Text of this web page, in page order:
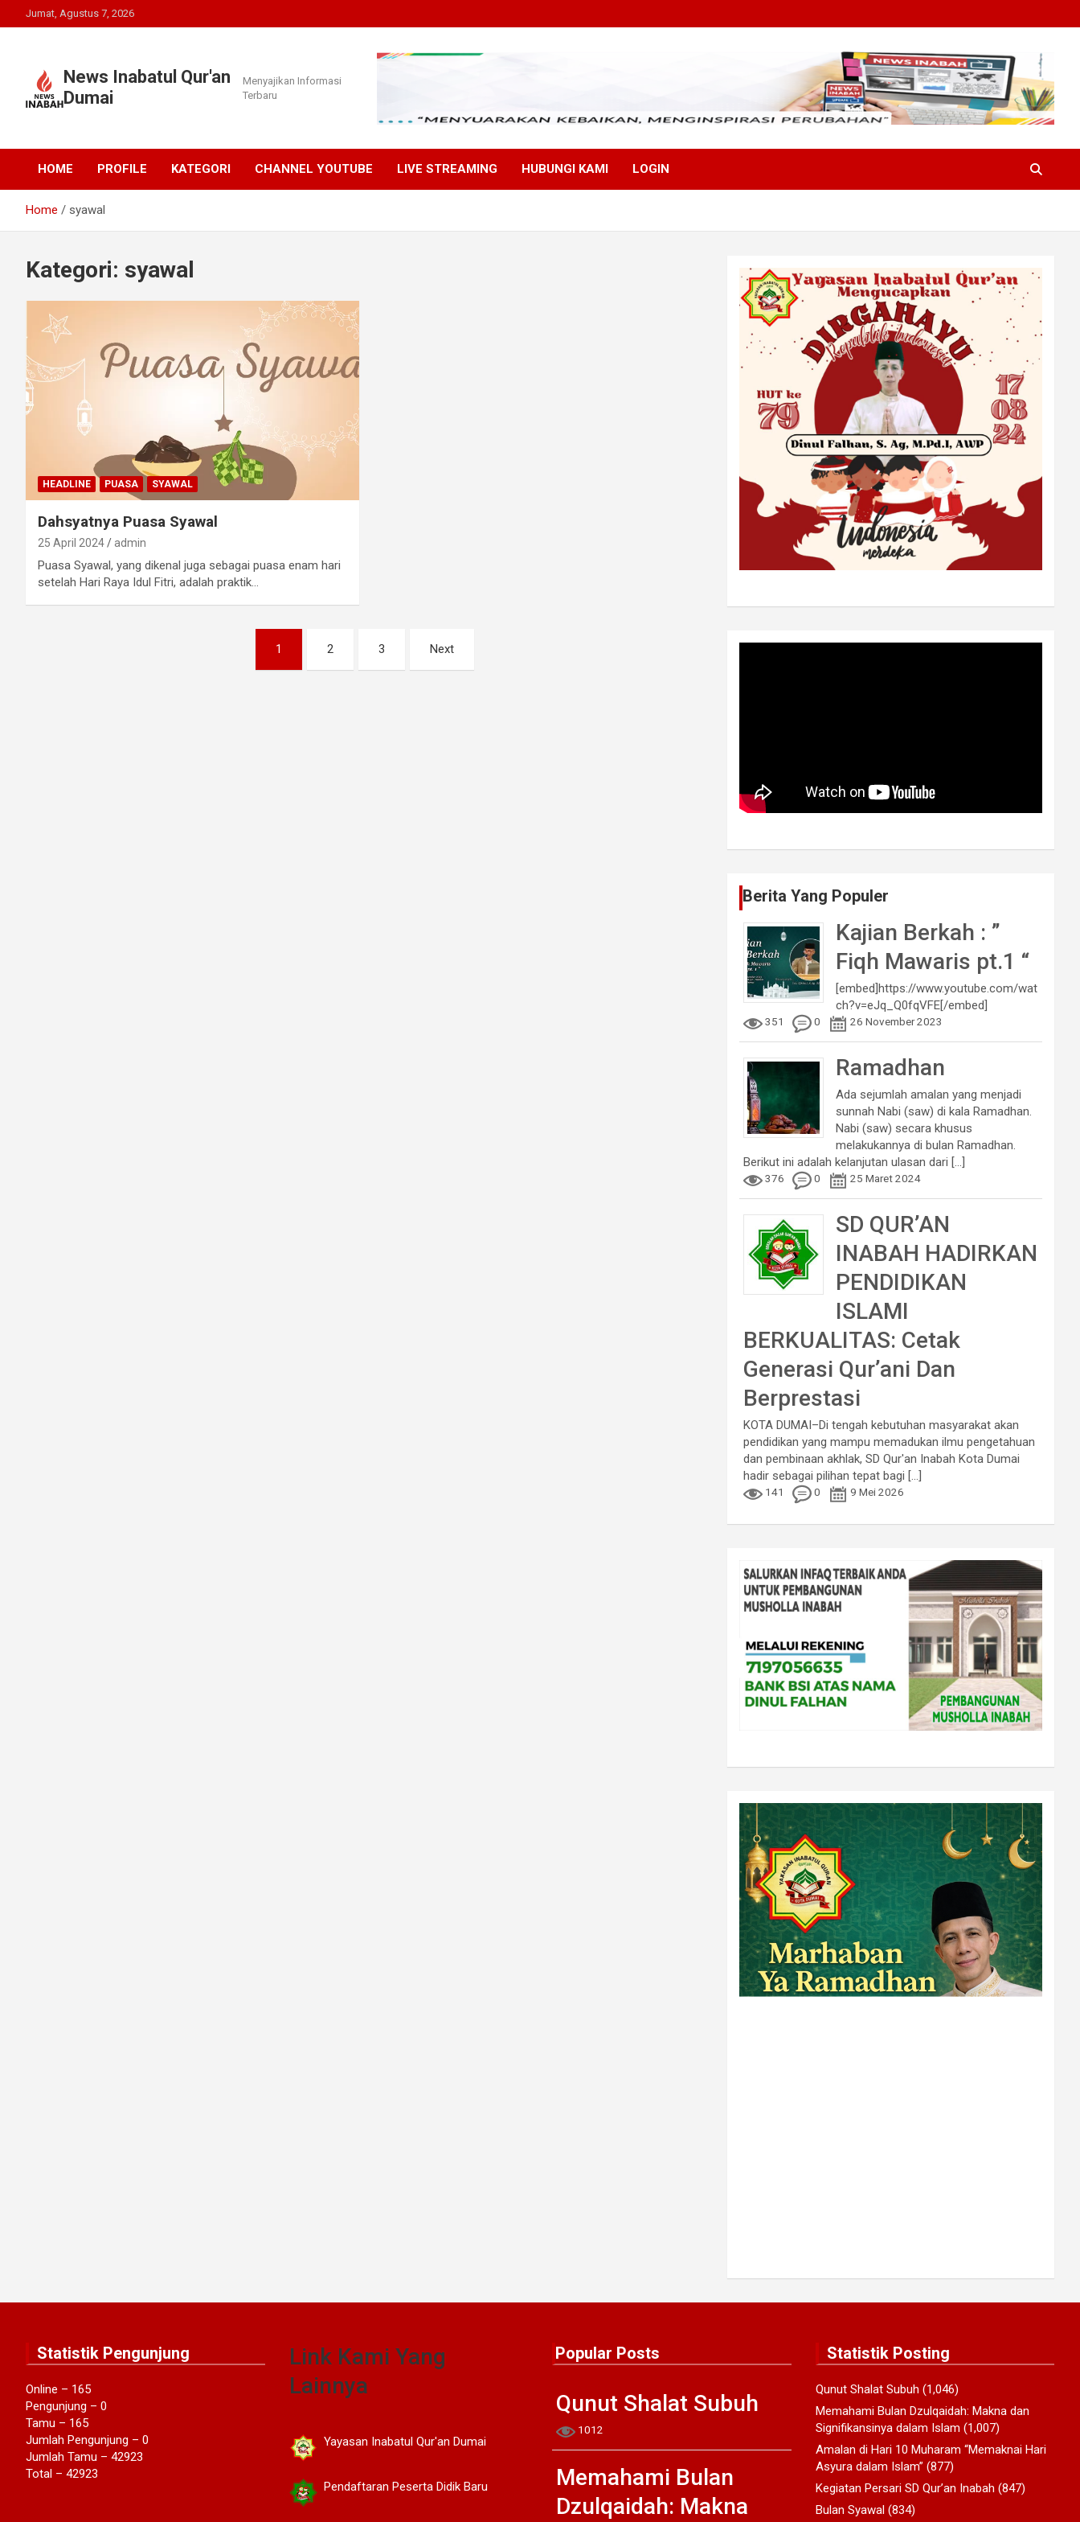
to
Jumat, Agustus 7, 2026
News Inabatul Qur'an
Dumai
Menyajikan Informasi
Terbaru
HOME PROFILE KATEGORI CHANNEL YOUTUBE LIVE STREAMING HUBUNGI KAMI LOGIN
Home syawal
Kategori: syawal
HEADLINE PUASA SYAWAL
Dahsyatnya Puasa Syawal
25 April 2024 admin
Puasa Syawal, yang dikenal juga sebagai puasa enam hari
setelah Hari Raya Idul Fitri, adalah praktik…
1 2 3 Next
Berita Yang Populer
Kajian Berkah : ”
Fiqh Mawaris pt.1 “
[embed]https://www.youtube.com/wat
ch?v=eJq_Q0fqVFE[/embed]
351 0 26 November 2023
Ramadhan
Ada sejumlah amalan yang menjadi
sunnah Nabi (saw) di kala Ramadhan.
Nabi (saw) secara khusus
melakukannya di bulan Ramadhan.
Berikut ini adalah kelanjutan ulasan dari [...]
376 0 25 Maret 2024
SD QUR’AN
INABAH HADIRKAN
PENDIDIKAN
ISLAMI
BERKUALITAS: Cetak
Generasi Qur’ani Dan
Berprestasi
KOTA DUMAI–Di tengah kebutuhan masyarakat akan
pendidikan yang mampu memadukan ilmu pengetahuan
dan pembinaan akhlak, SD Qur'an Inabah Kota Dumai
hadir sebagai pilihan tepat bagi [...]
141 0 9 Mei 2026
Statistik Pengunjung
Online – 165
Pengunjung – 0
Tamu – 165
Jumlah Pengunjung – 0
Jumlah Tamu – 42923
Total – 42923
Link Kami Yang
Lainnya
Yayasan Inabatul Qur'an Dumai
Pendaftaran Peserta Didik Baru
Popular Posts
Qunut Shalat Subuh
1012
Memahami Bulan
Dzulqaidah: Makna
Statistik Posting
Qunut Shalat Subuh (1,046)
Memahami Bulan Dzulqaidah: Makna dan
Signifikansinya dalam Islam (1,007)
Amalan di Hari 10 Muharam “Memaknai Hari
Asyura dalam Islam” (877)
Kegiatan Persari SD Qur’an Inabah (847)
Bulan Syawal (834)